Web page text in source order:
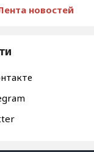
новостей